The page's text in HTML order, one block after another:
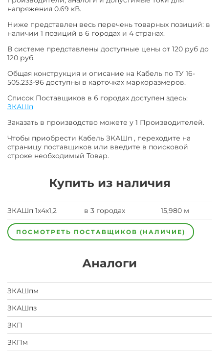
напряжения 0.69 кВ.
Ниже представлен весь перечень товарных позиций: в
наличии 1 позиций в 6 городах и 4 странах.
В системе представлены доступные цены от 120 руб до
120 руб.
Общая конструкция и описание на Кабель по ТУ 16-
505.233-96 доступны в карточках маркоразмеров.
Список Поставщиков в 6 городах доступен здесь:
ЗКАШп
Заказать в производство можете у 1 Производителей.
Чтобы приобрести Кабель ЗКАШп , переходите на
страницу поставщиков или введите в поисковой
строке необходимый Товар.
Купить из наличия
ЗКАШп 1х4х1,2 в 3 городах 15,980 м
ПОСМОТРЕТЬ ПОСТАВЩИКОВ (НАЛИЧИЕ)
Аналоги
ЗКАШпм
ЗКАШпз
ЗКП
ЗКПм